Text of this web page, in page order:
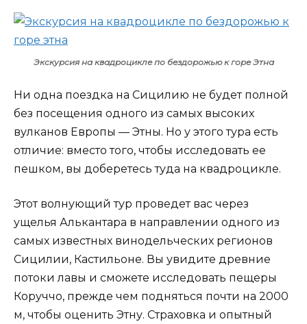
Экскурсия на квадроцикле по бездорожью к горе Этна
Ни одна поездка на Сицилию не будет полной
без посещения одного из самых высоких
вулканов Европы — Этны. Но у этого тура есть
отличие: вместо того, чтобы исследовать ее
пешком, вы доберетесь туда на квадроцикле.
Этот волнующий тур проведет вас через
ущелья Алькантара в направлении одного из
самых известных винодельческих регионов
Сицилии, Кастильоне. Вы увидите древние
потоки лавы и сможете исследовать пещеры
Коруччо, прежде чем подняться почти на 2000
м, чтобы оценить Этну. Страховка и опытный